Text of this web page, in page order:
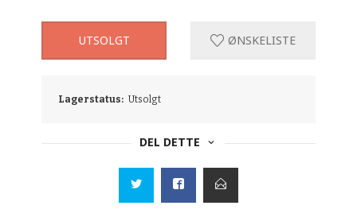
UTSOLGT ØNSKELISTE
Lagerstatus: Utsolgt
DEL DETTE